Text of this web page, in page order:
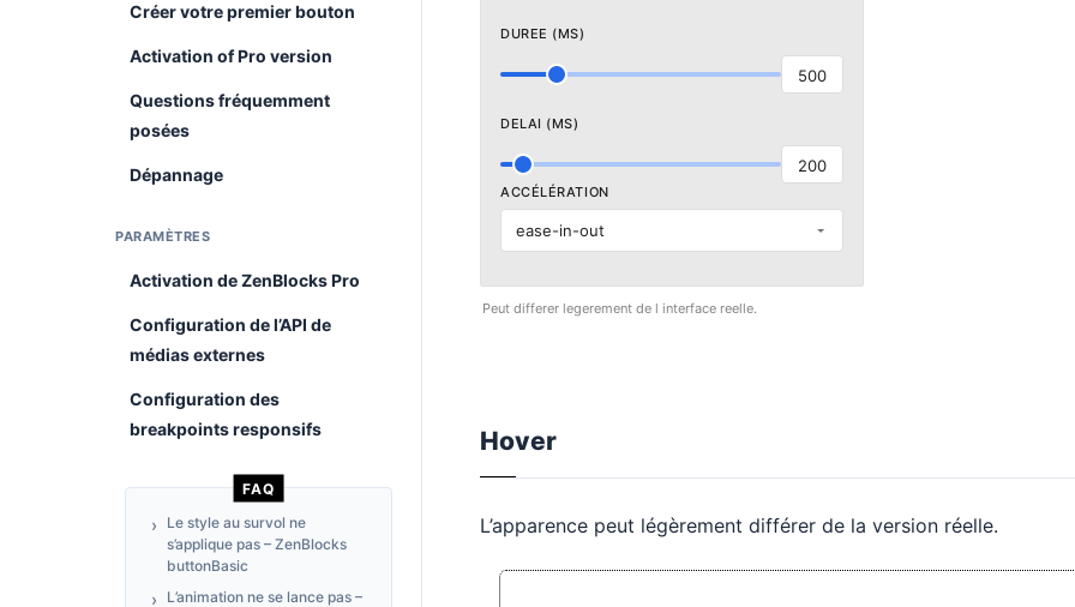
Créer votre premier bouton
Activation of Pro version
Questions fréquemment
posées
Dépannage
PARAMÈTRES
Activation de ZenBlocks Pro
Configuration de l’API de
médias externes
Configuration des
breakpoints responsifs
FAQ
Le style au survol ne
s’applique pas – ZenBlocks
buttonBasic
L’animation ne se lance pas –
DUREE (MS)
500
DELAI (MS)
200
ACCÉLÉRATION
ease-in-out
Peut differer legerement de l interface reelle.
Hover
L’apparence peut légèrement différer de la version réelle.